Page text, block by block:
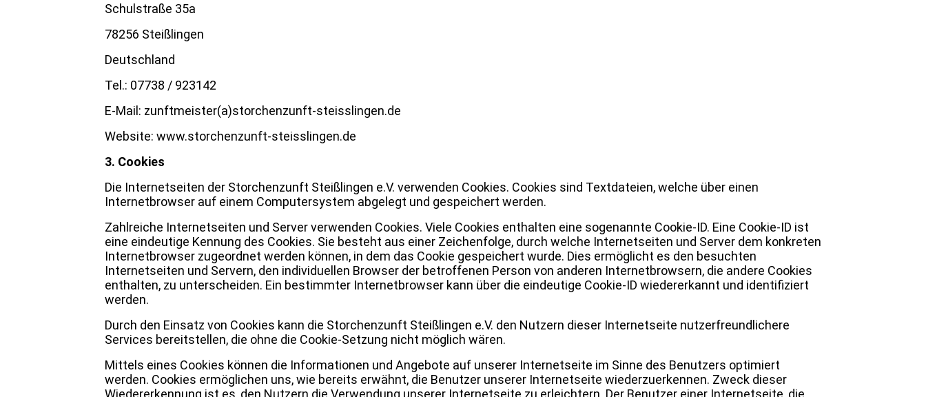
Schulstraße 35a
78256 Steißlingen
Deutschland
Tel.: 07738 / 923142
E-Mail: zunftmeister(a)storchenzunft-steisslingen.de
Website: www.storchenzunft-steisslingen.de
3. Cookies
Die Internetseiten der Storchenzunft Steißlingen e.V. verwenden Cookies. Cookies sind Textdateien, welche über einen
Internetbrowser auf einem Computersystem abgelegt und gespeichert werden.
Zahlreiche Internetseiten und Server verwenden Cookies. Viele Cookies enthalten eine sogenannte Cookie-ID. Eine Cookie-ID ist
eine eindeutige Kennung des Cookies. Sie besteht aus einer Zeichenfolge, durch welche Internetseiten und Server dem konkreten
Internetbrowser zugeordnet werden können, in dem das Cookie gespeichert wurde. Dies ermöglicht es den besuchten
Internetseiten und Servern, den individuellen Browser der betroffenen Person von anderen Internetbrowsern, die andere Cookies
enthalten, zu unterscheiden. Ein bestimmter Internetbrowser kann über die eindeutige Cookie-ID wiedererkannt und identifiziert
werden.
Durch den Einsatz von Cookies kann die Storchenzunft Steißlingen e.V. den Nutzern dieser Internetseite nutzerfreundlichere
Services bereitstellen, die ohne die Cookie-Setzung nicht möglich wären.
Mittels eines Cookies können die Informationen und Angebote auf unserer Internetseite im Sinne des Benutzers optimiert
werden. Cookies ermöglichen uns, wie bereits erwähnt, die Benutzer unserer Internetseite wiederzuerkennen. Zweck dieser
Wiedererkennung ist es, den Nutzern die Verwendung unserer Internetseite zu erleichtern. Der Benutzer einer Internetseite, die